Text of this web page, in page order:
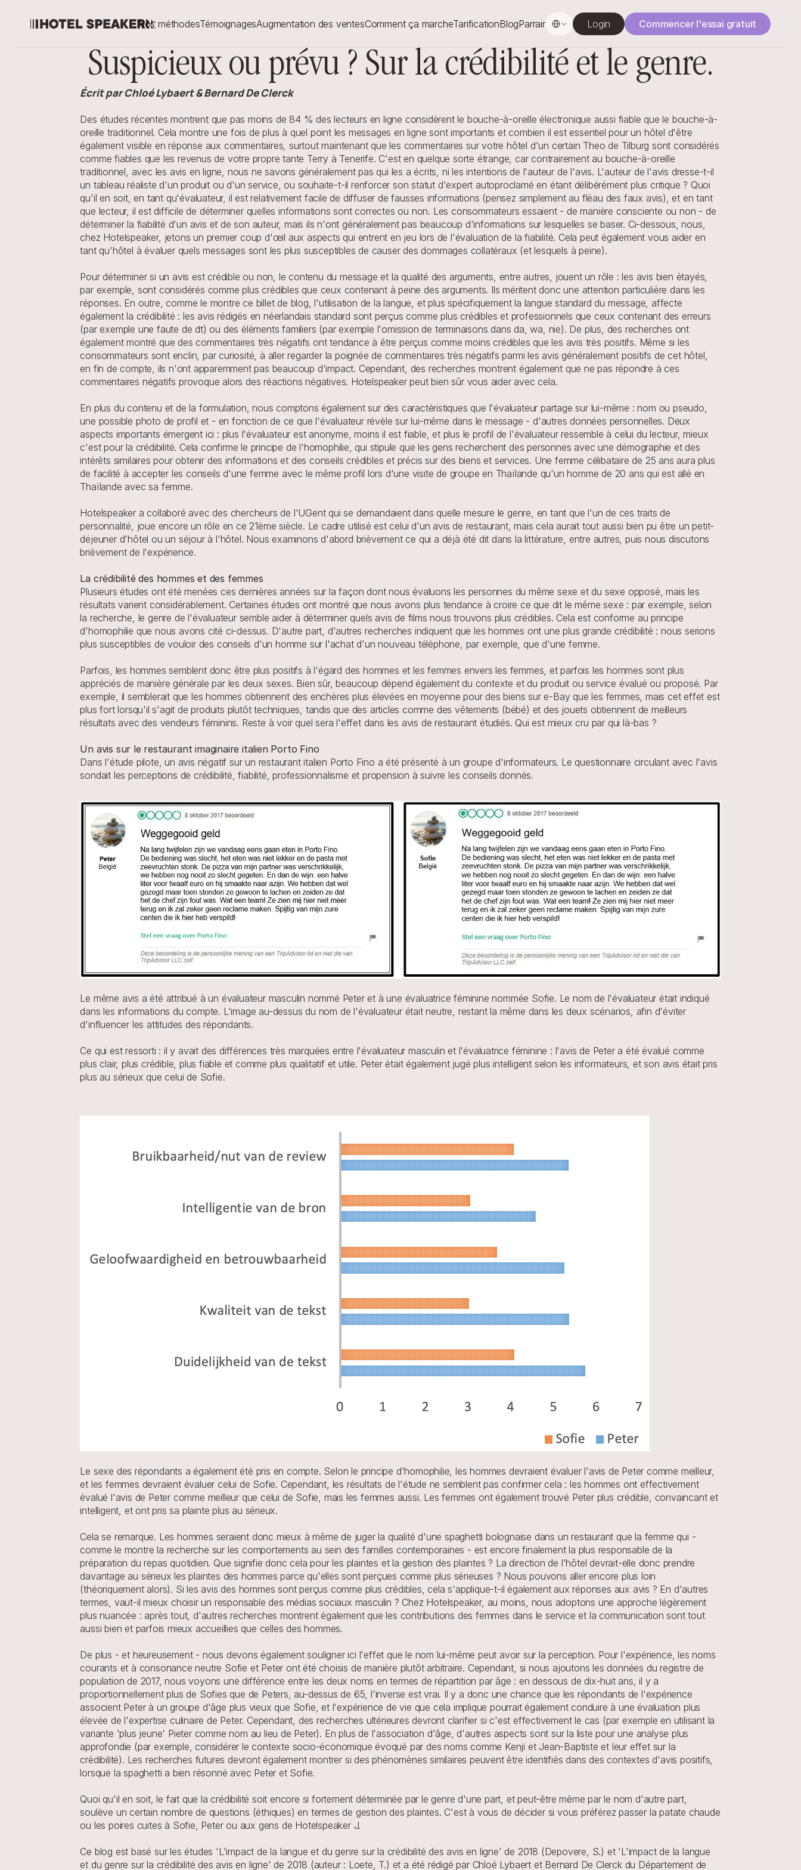
Nos méthodesTémoignagesAugmentation des ventesComment ça marcheTarificationBlogParrainage
Select Language
Login Commencer l'essai gratuit
Suspicieux ou prévu ? Sur la crédibilité et le genre.
Écrit par Chloé Lybaert & Bernard De Clerck
Des études récentes montrent que pas moins de 84 % des lecteurs en ligne considèrent le bouche-à-oreille électronique aussi fiable que le bouche-à-
oreille traditionnel. Cela montre une fois de plus à quel point les messages en ligne sont importants et combien il est essentiel pour un hôtel d'être
également visible en réponse aux commentaires, surtout maintenant que les commentaires sur votre hôtel d'un certain Theo de Tilburg sont considérés
comme fiables que les revenus de votre propre tante Terry à Tenerife. C'est en quelque sorte étrange, car contrairement au bouche-à-oreille
traditionnel, avec les avis en ligne, nous ne savons généralement pas qui les a écrits, ni les intentions de l'auteur de l'avis. L'auteur de l'avis dresse-t-il
un tableau réaliste d'un produit ou d'un service, ou souhaite-t-il renforcer son statut d'expert autoproclamé en étant délibérément plus critique ? Quoi
qu'il en soit, en tant qu'évaluateur, il est relativement facile de diffuser de fausses informations (pensez simplement au fléau des faux avis), et en tant
que lecteur, il est difficile de déterminer quelles informations sont correctes ou non. Les consommateurs essaient - de manière consciente ou non - de
déterminer la fiabilité d'un avis et de son auteur, mais ils n'ont généralement pas beaucoup d'informations sur lesquelles se baser. Ci-dessous, nous,
chez Hotelspeaker, jetons un premier coup d'œil aux aspects qui entrent en jeu lors de l'évaluation de la fiabilité. Cela peut également vous aider en
tant qu'hôtel à évaluer quels messages sont les plus susceptibles de causer des dommages collatéraux (et lesquels à peine).
Pour déterminer si un avis est crédible ou non, le contenu du message et la qualité des arguments, entre autres, jouent un rôle : les avis bien étayés,
par exemple, sont considérés comme plus crédibles que ceux contenant à peine des arguments. Ils méritent donc une attention particulière dans les
réponses. En outre, comme le montre ce billet de blog, l'utilisation de la langue, et plus spécifiquement la langue standard du message, affecte
également la crédibilité : les avis rédigés en néerlandais standard sont perçus comme plus crédibles et professionnels que ceux contenant des erreurs
(par exemple une faute de dt) ou des éléments familiers (par exemple l'omission de terminaisons dans da, wa, nie). De plus, des recherches ont
également montré que des commentaires très négatifs ont tendance à être perçus comme moins crédibles que les avis très positifs. Même si les
consommateurs sont enclin, par curiosité, à aller regarder la poignée de commentaires très négatifs parmi les avis généralement positifs de cet hôtel,
en fin de compte, ils n'ont apparemment pas beaucoup d'impact. Cependant, des recherches montrent également que ne pas répondre à ces
commentaires négatifs provoque alors des réactions négatives. Hotelspeaker peut bien sûr vous aider avec cela.
En plus du contenu et de la formulation, nous comptons également sur des caractéristiques que l'évaluateur partage sur lui-même : nom ou pseudo,
une possible photo de profil et - en fonction de ce que l'évaluateur révèle sur lui-même dans le message - d'autres données personnelles. Deux
aspects importants émergent ici : plus l'évaluateur est anonyme, moins il est fiable, et plus le profil de l'évaluateur ressemble à celui du lecteur, mieux
c'est pour la crédibilité. Cela confirme le principe de l'homophilie, qui stipule que les gens recherchent des personnes avec une démographie et des
intérêts similaires pour obtenir des informations et des conseils crédibles et précis sur des biens et services. Une femme célibataire de 25 ans aura plus
de facilité à accepter les conseils d'une femme avec le même profil lors d'une visite de groupe en Thaïlande qu'un homme de 20 ans qui est allé en
Thaïlande avec sa femme.
Hotelspeaker a collaboré avec des chercheurs de l'UGent qui se demandaient dans quelle mesure le genre, en tant que l'un de ces traits de
personnalité, joue encore un rôle en ce 21ème siècle. Le cadre utilisé est celui d'un avis de restaurant, mais cela aurait tout aussi bien pu être un petit-
déjeuner d'hôtel ou un séjour à l'hôtel. Nous examinons d'abord brièvement ce qui a déjà été dit dans la littérature, entre autres, puis nous discutons
brièvement de l'expérience.
La crédibilité des hommes et des femmes
Plusieurs études ont été menées ces dernières années sur la façon dont nous évaluons les personnes du même sexe et du sexe opposé, mais les
résultats varient considérablement. Certaines études ont montré que nous avons plus tendance à croire ce que dit le même sexe : par exemple, selon
la recherche, le genre de l'évaluateur semble aider à déterminer quels avis de films nous trouvons plus crédibles. Cela est conforme au principe
d'homophilie que nous avons cité ci-dessus. D'autre part, d'autres recherches indiquent que les hommes ont une plus grande crédibilité : nous serions
plus susceptibles de vouloir des conseils d'un homme sur l'achat d'un nouveau téléphone, par exemple, que d'une femme.
Parfois, les hommes semblent donc être plus positifs à l'égard des hommes et les femmes envers les femmes, et parfois les hommes sont plus
appréciés de manière générale par les deux sexes. Bien sûr, beaucoup dépend également du contexte et du produit ou service évalué ou proposé. Par
exemple, il semblerait que les hommes obtiennent des enchères plus élevées en moyenne pour des biens sur e-Bay que les femmes, mais cet effet est
plus fort lorsqu'il s'agit de produits plutôt techniques, tandis que des articles comme des vêtements (bébé) et des jouets obtiennent de meilleurs
résultats avec des vendeurs féminins. Reste à voir quel sera l'effet dans les avis de restaurant étudiés. Qui est mieux cru par qui là-bas ?
Un avis sur le restaurant imaginaire italien Porto Fino
Dans l'étude pilote, un avis négatif sur un restaurant italien Porto Fino a été présenté à un groupe d'informateurs. Le questionnaire circulant avec l'avis
sondait les perceptions de crédibilité, fiabilité, professionnalisme et propension à suivre les conseils donnés.
Le même avis a été attribué à un évaluateur masculin nommé Peter et à une évaluatrice féminine nommée Sofie. Le nom de l'évaluateur était indiqué
dans les informations du compte. L'image au-dessus du nom de l'évaluateur était neutre, restant la même dans les deux scénarios, afin d'éviter
d'influencer les attitudes des répondants.
Ce qui est ressorti : il y avait des différences très marquées entre l'évaluateur masculin et l'évaluatrice féminine : l'avis de Peter a été évalué comme
plus clair, plus crédible, plus fiable et comme plus qualitatif et utile. Peter était également jugé plus intelligent selon les informateurs, et son avis était pris
plus au sérieux que celui de Sofie.
Le sexe des répondants a également été pris en compte. Selon le principe d'homophilie, les hommes devraient évaluer l'avis de Peter comme meilleur,
et les femmes devraient évaluer celui de Sofie. Cependant, les résultats de l'étude ne semblent pas confirmer cela : les hommes ont effectivement
évalué l'avis de Peter comme meilleur que celui de Sofie, mais les femmes aussi. Les femmes ont également trouvé Peter plus crédible, convaincant et
intelligent, et ont pris sa plainte plus au sérieux.
Cela se remarque. Les hommes seraient donc mieux à même de juger la qualité d'une spaghetti bolognaise dans un restaurant que la femme qui -
comme le montre la recherche sur les comportements au sein des familles contemporaines - est encore finalement la plus responsable de la
préparation du repas quotidien. Que signifie donc cela pour les plaintes et la gestion des plaintes ? La direction de l'hôtel devrait-elle donc prendre
davantage au sérieux les plaintes des hommes parce qu'elles sont perçues comme plus sérieuses ? Nous pouvons aller encore plus loin
(théoriquement alors). Si les avis des hommes sont perçus comme plus crédibles, cela s'applique-t-il également aux réponses aux avis ? En d'autres
termes, vaut-il mieux choisir un responsable des médias sociaux masculin ? Chez Hotelspeaker, au moins, nous adoptons une approche légèrement
plus nuancée : après tout, d'autres recherches montrent également que les contributions des femmes dans le service et la communication sont tout
aussi bien et parfois mieux accueillies que celles des hommes.
De plus - et heureusement - nous devons également souligner ici l'effet que le nom lui-même peut avoir sur la perception. Pour l'expérience, les noms
courants et à consonance neutre Sofie et Peter ont été choisis de manière plutôt arbitraire. Cependant, si nous ajoutons les données du registre de
population de 2017, nous voyons une différence entre les deux noms en termes de répartition par âge : en dessous de dix-huit ans, il y a
proportionnellement plus de Sofies que de Peters, au-dessus de 65, l'inverse est vrai. Il y a donc une chance que les répondants de l'expérience
associent Peter à un groupe d'âge plus vieux que Sofie, et l'expérience de vie que cela implique pourrait également conduire à une évaluation plus
élevée de l'expertise culinaire de Peter. Cependant, des recherches ultérieures devront clarifier si c'est effectivement le cas (par exemple en utilisant la
variante 'plus jeune' Pieter comme nom au lieu de Peter). En plus de l'association d'âge, d'autres aspects sont sur la liste pour une analyse plus
approfondie (par exemple, considérer le contexte socio-économique évoqué par des noms comme Kenji et Jean-Baptiste et leur effet sur la
crédibilité). Les recherches futures devront également montrer si des phénomènes similaires peuvent être identifiés dans des contextes d'avis positifs,
lorsque la spaghetti a bien résonné avec Peter et Sofie.
Quoi qu'il en soit, le fait que la crédibilité soit encore si fortement déterminée par le genre d'une part, et peut-être même par le nom d'autre part,
soulève un certain nombre de questions (éthiques) en termes de gestion des plaintes. C'est à vous de décider si vous préférez passer la patate chaude
ou les poires cuites à Sofie, Peter ou aux gens de Hotelspeaker J.
Ce blog est basé sur les études 'L'impact de la langue et du genre sur la crédibilité des avis en ligne' de 2018 (Depovere, S.) et 'L'impact de la langue
et du genre sur la crédibilité des avis en ligne' de 2018 (auteur : Loete, T.) et a été rédigé par Chloé Lybaert et Bernard De Clerck du Département de